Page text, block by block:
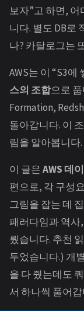
보자”고 하면,
니다. 별도 DB로
나? 카탈로그는
AWS는 이 “S3
스의 조합으로 풉
Formation,
돌아갑니다. 이
림을 알아봅니다.
이 글은AWS 데
편으로, 각 구성
그림을 잡는 데
패러다임과 역사
뤘습니다. 추천
두었습니다.) 개
을 다 줬는데도
서 하나씩 풀어